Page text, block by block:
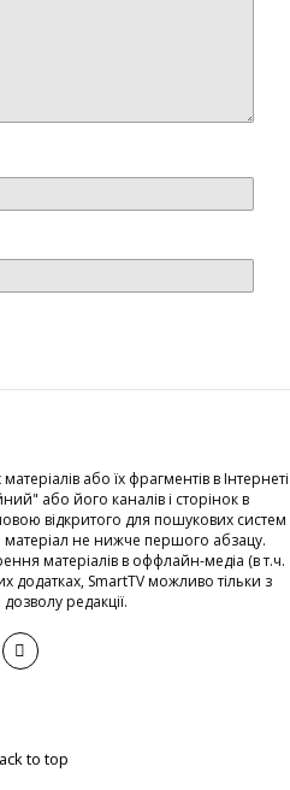
або їх фрагментів в Інтернеті
або його каналів і сторінок в
відкритого для пошукових систем
матеріал не нижче першого абзацу.
матеріалів в оффлайн-медіа (в т.ч.
додатках, SmartTV можливо тільки з
редакції.
to top